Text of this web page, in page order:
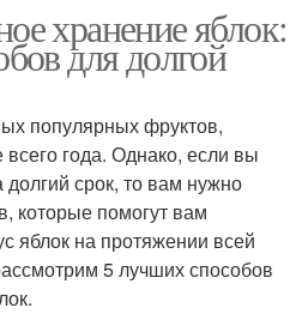
хранение яблок:
для долгой
популярных фруктов,
года. Однако, если вы
долгий срок, то вам нужно
которые помогут вам
яблок на протяжении всей
5 лучших способов